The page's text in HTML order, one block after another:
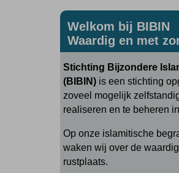
Welkom bij BIBIN
Waardig en met
Stichting Bijzondere
(BIBIN) is een stichting
zoveel mogelijk
realiseren en te beheren
Op onze islamitische
waken wij over de
rustplaats.